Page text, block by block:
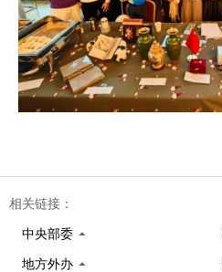
相关链接：
中央部委
地方外办